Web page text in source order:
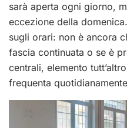
sarà aperta ogni giorno,
eccezione della
sugli orari: non è ancora
fascia continuata o se è
centrali, elemento
frequenta